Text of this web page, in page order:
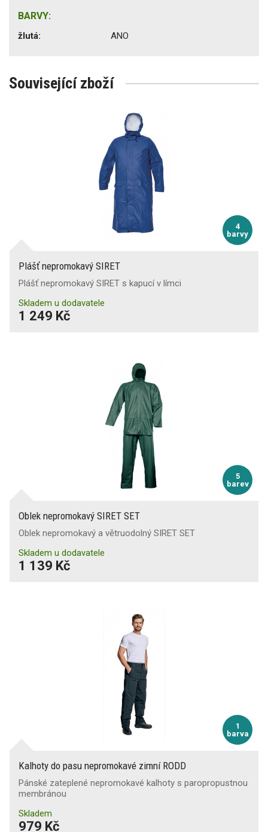
BARVY:
žlutá: ANO
Související zboží
4
barvy
Plášť nepromokavý SIRET
Plášť nepromokavý SIRET s kapucí v límci
Skladem u dodavatele
1 249 Kč
5
barev
Oblek nepromokavý SIRET SET
Oblek nepromokavý a větruodolný SIRET SET
Skladem u dodavatele
1 139 Kč
1
barva
Kalhoty do pasu nepromokavé zimní RODD
Pánské zateplené nepromokavé kalhoty s paropropustnou
membránou
Skladem
979 Kč